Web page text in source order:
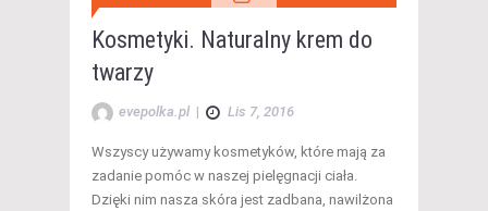
Kosmetyki. Naturalny krem do
twarzy
evepolka.pl | Lis 7, 2016
Wszyscy używamy kosmetyków, które mają za
zadanie pomóc w naszej pielęgnacji ciała.
Dzięki nim nasza skóra jest zadbana, nawilżona